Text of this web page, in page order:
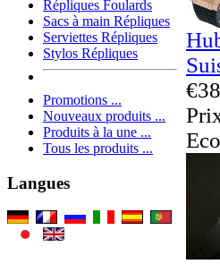
Répliques Foulards
Sacs à main Répliques
Serviettes Répliques
Stylos Répliques
Promotions ...
Nouveaux produits ...
Produits à la une ...
Tous les produits ...
Langues